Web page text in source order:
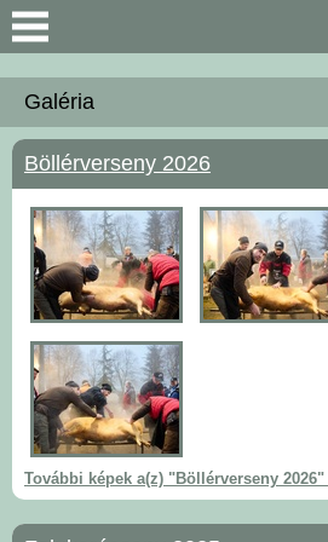
Keresés
Bemutatkozás
Önkormányzat
Polgármesteri Hivatal
Közérdekű információk
Hírek
Választási információk
Intézmények
Galéria
Böllérverseny 2026
További képek a(z) "Böllérverseny